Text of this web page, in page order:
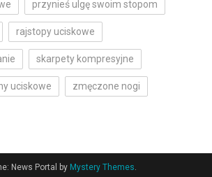
przynieś ulgę swoim stopom
rajstopy uciskowe
skarpety kompresyjne
uciskowe zmęczone nogi
News Portal by Mystery Themes.